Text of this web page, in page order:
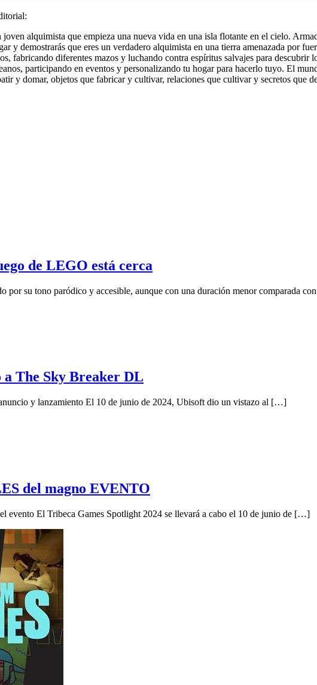
alquimista que empieza una nueva vida en una isla flotante en el cielo.
y demostrarás que eres un verdadero alquimista en una tierra amenazada por
fabricando diferentes mazos y luchando contra espíritus salvajes para descubrir
participando en eventos y personalizando tu hogar para hacerlo tuyo. El
y domar, objetos que fabricar y cultivar, relaciones que cultivar y secretos que
de LEGO está cerca
su tono paródico y accesible, aunque con una duración menor comparada
The Sky Breaker DL
y lanzamiento El 10 de junio de 2024, Ubisoft dio un vistazo al […]
del magno EVENTO
evento El Tribeca Games Spotlight 2024 se llevará a cabo el 10 de junio de […]